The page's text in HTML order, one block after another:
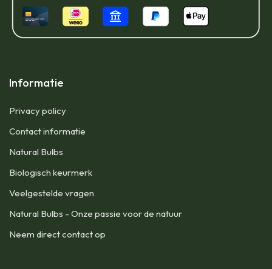
Informatie
Privacy policy
Contact informatie
Natural Bulbs
Biologisch keurmerk
Veelgestelde vragen
Natural Bulbs - Onze passie voor de natuur
Neem direct contact op